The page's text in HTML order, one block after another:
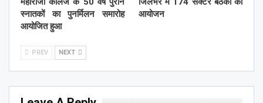
स्नातकों का पुनर्मिलन समारोह
आयोजित हुआ
आयोजन
PREV NEXT